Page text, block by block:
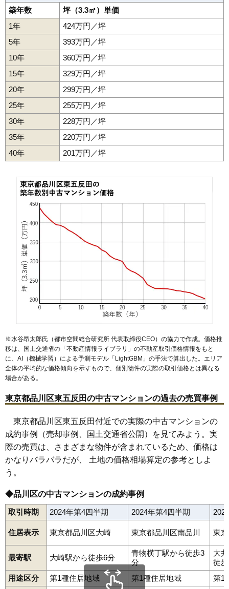
交通 五反田駅（2分）、目黒駅（4分）
相場 8,820万円～9,220万円
(154.7万円/㎡~161.8万円/㎡)
マンションナビで
無料一括査定をする
ルイシャトレ五反田
住所 東京都品川区東五反田2丁目
交通 五反田駅（5分）
相場 10,210万円～10,610万円
(150.1万円/㎡~156.0万円/㎡)
無料一括査定をする
東建東五反田マンション
住所 東京都品川区東五反田1丁目
交通 五反田駅（4分）
相場 3,340万円～3,640万円
(95.4万円/㎡~104.0万円/㎡)
無料一括査定をする
築年数
坪（3.3㎡）単価
1年
424万円／坪
5年
393万円／坪
10年
360万円／坪
15年
329万円／坪
20年
299万円／坪
25年
255万円／坪
30年
228万円／坪
35年
220万円／坪
40年
201万円／坪
※水谷昂太郎氏（都市空間総合研究所 代表取締役CEO）の協力で作成。価格推
移は、国土交通省の「 不動産情報ライブラリ 」の不動産取引価格情報をもと
に、AI（機械学習）による予測モデル「LightGBM」の手法で算出した。エリア
全体の平均的な価格傾向を示すもので、個別物件の実際の取引価格とは異なる
場合がある。
東京都品川区東五反田の中古マンションの過去の売買事例
東京都品川区東五反田付近での実際の中古マンションの
成約事例（売却事例、国土交通省公開）を見てみよう。実
際の売買は、さまざまな物件が含まれているため、価格は
かなりバラバラだが、 土地の価格相場算定の参考としよ
う。
◆品川区の中古マンションの成約事例
取引時期 2024年第4四半期 2024年第4四半期
住居表示 東京都品川区大崎 東京都品川区南品川 東
最寄駅 大崎駅から徒歩6分
青物横丁駅から徒歩3
分
大
徒
用途区分
第1種住居地域 第1種住居地域 第1